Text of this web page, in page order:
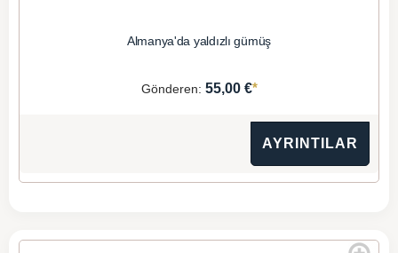
Almanya'da yaldızlı gümüş
Gönderen: 55,00 €*
AYRINTILAR